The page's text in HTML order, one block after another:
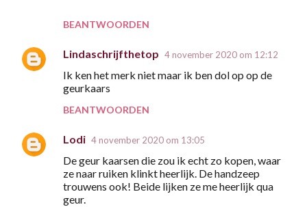
BEANTWOORDEN
Lindaschrijfthetop 4 november 2020 om 12:12
Ik ken het merk niet maar ik ben dol op op de
geurkaars
BEANTWOORDEN
Lodi 4 november 2020 om 13:05
De geur kaarsen die zou ik echt zo kopen, waar
ze naar ruiken klinkt heerlijk. De handzeep
trouwens ook! Beide lijken ze me heerlijk qua
geur.